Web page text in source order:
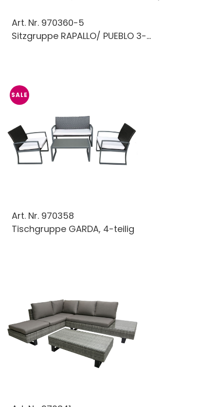
Art. Nr. 970360-5
Sitzgruppe RAPALLO/ PUEBLO 3-...
SALE
Art. Nr. 970358
Tischgruppe GARDA, 4-teilig